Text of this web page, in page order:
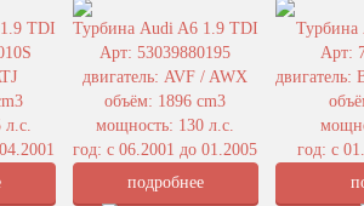
TDI
л.с.
Турбина Audi A6 1.9 TDI
Арт: 53039880195
двигатель: AVF / AWX
объём: 1896 cm3
мощность: 130 л.с.
год: с 06.2001 до 01.2005
подробнее
Арт:
двигатель:
год: с